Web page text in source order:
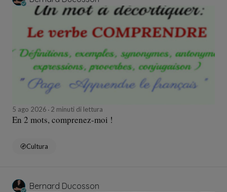
5 ago 2026 2 minuti di lettura
En 2 mots, comprenez-moi !
Cultura
Bernard Ducosson